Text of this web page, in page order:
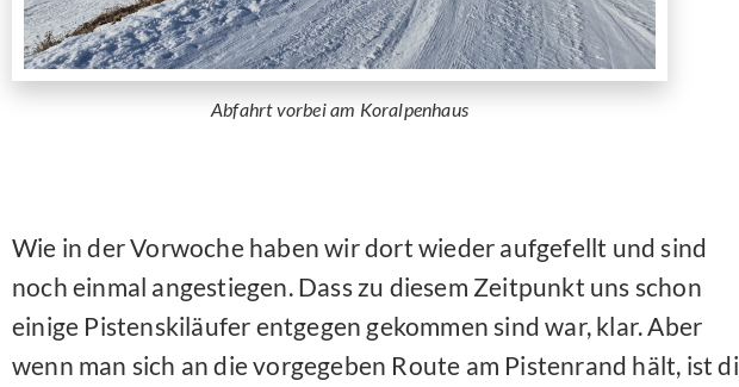
Abfahrt vorbei am Koralpenhaus
Wie in der Vorwoche haben wir dort wieder aufgefellt und sind
noch einmal angestiegen. Dass zu diesem Zeitpunkt uns schon
einige Pistenskiläufer entgegen gekommen sind war, klar. Aber
wenn man sich an die vorgegeben Route am Pistenrand hält, ist